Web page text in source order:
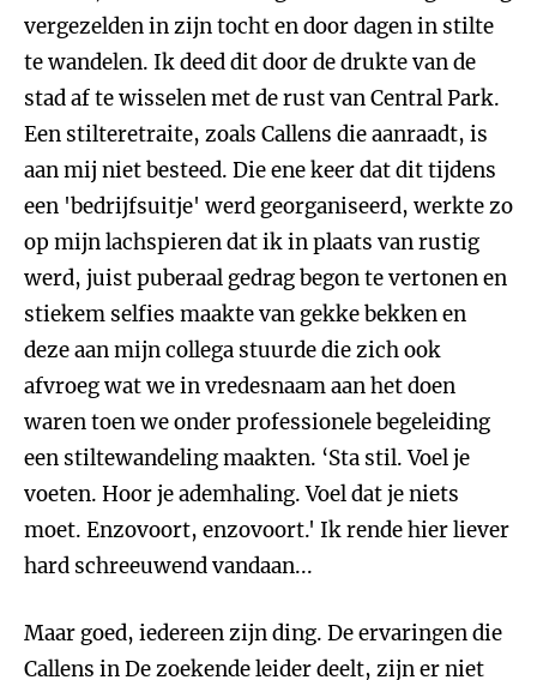
vergezelden in zijn tocht en door dagen in stilte
te wandelen. Ik deed dit door de drukte van de
stad af te wisselen met de rust van Central Park.
Een stilteretraite, zoals Callens die aanraadt, is
aan mij niet besteed. Die ene keer dat dit tijdens
een 'bedrijfsuitje' werd georganiseerd, werkte zo
op mijn lachspieren dat ik in plaats van rustig
werd, juist puberaal gedrag begon te vertonen en
stiekem selfies maakte van gekke bekken en
deze aan mijn collega stuurde die zich ook
afvroeg wat we in vredesnaam aan het doen
waren toen we onder professionele begeleiding
een stiltewandeling maakten. ‘Sta stil. Voel je
voeten. Hoor je ademhaling. Voel dat je niets
moet. Enzovoort, enzovoort.' Ik rende hier liever
hard schreeuwend vandaan...
Maar goed, iedereen zijn ding. De ervaringen die
Callens in De zoekende leider deelt, zijn er niet